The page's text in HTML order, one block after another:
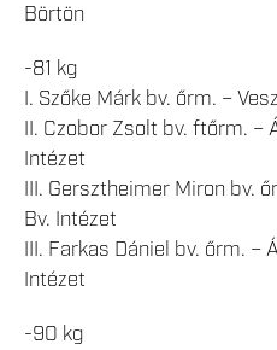
Börtön
-81 kg
I. Szőke Márk bv. őrm. –
II. Czobor Zsolt bv. ftőrm. –
Intézet
III. Gersztheimer Miron bv.
Bv. Intézet
III. Farkas Dániel bv. őrm. –
Intézet
-90 kg